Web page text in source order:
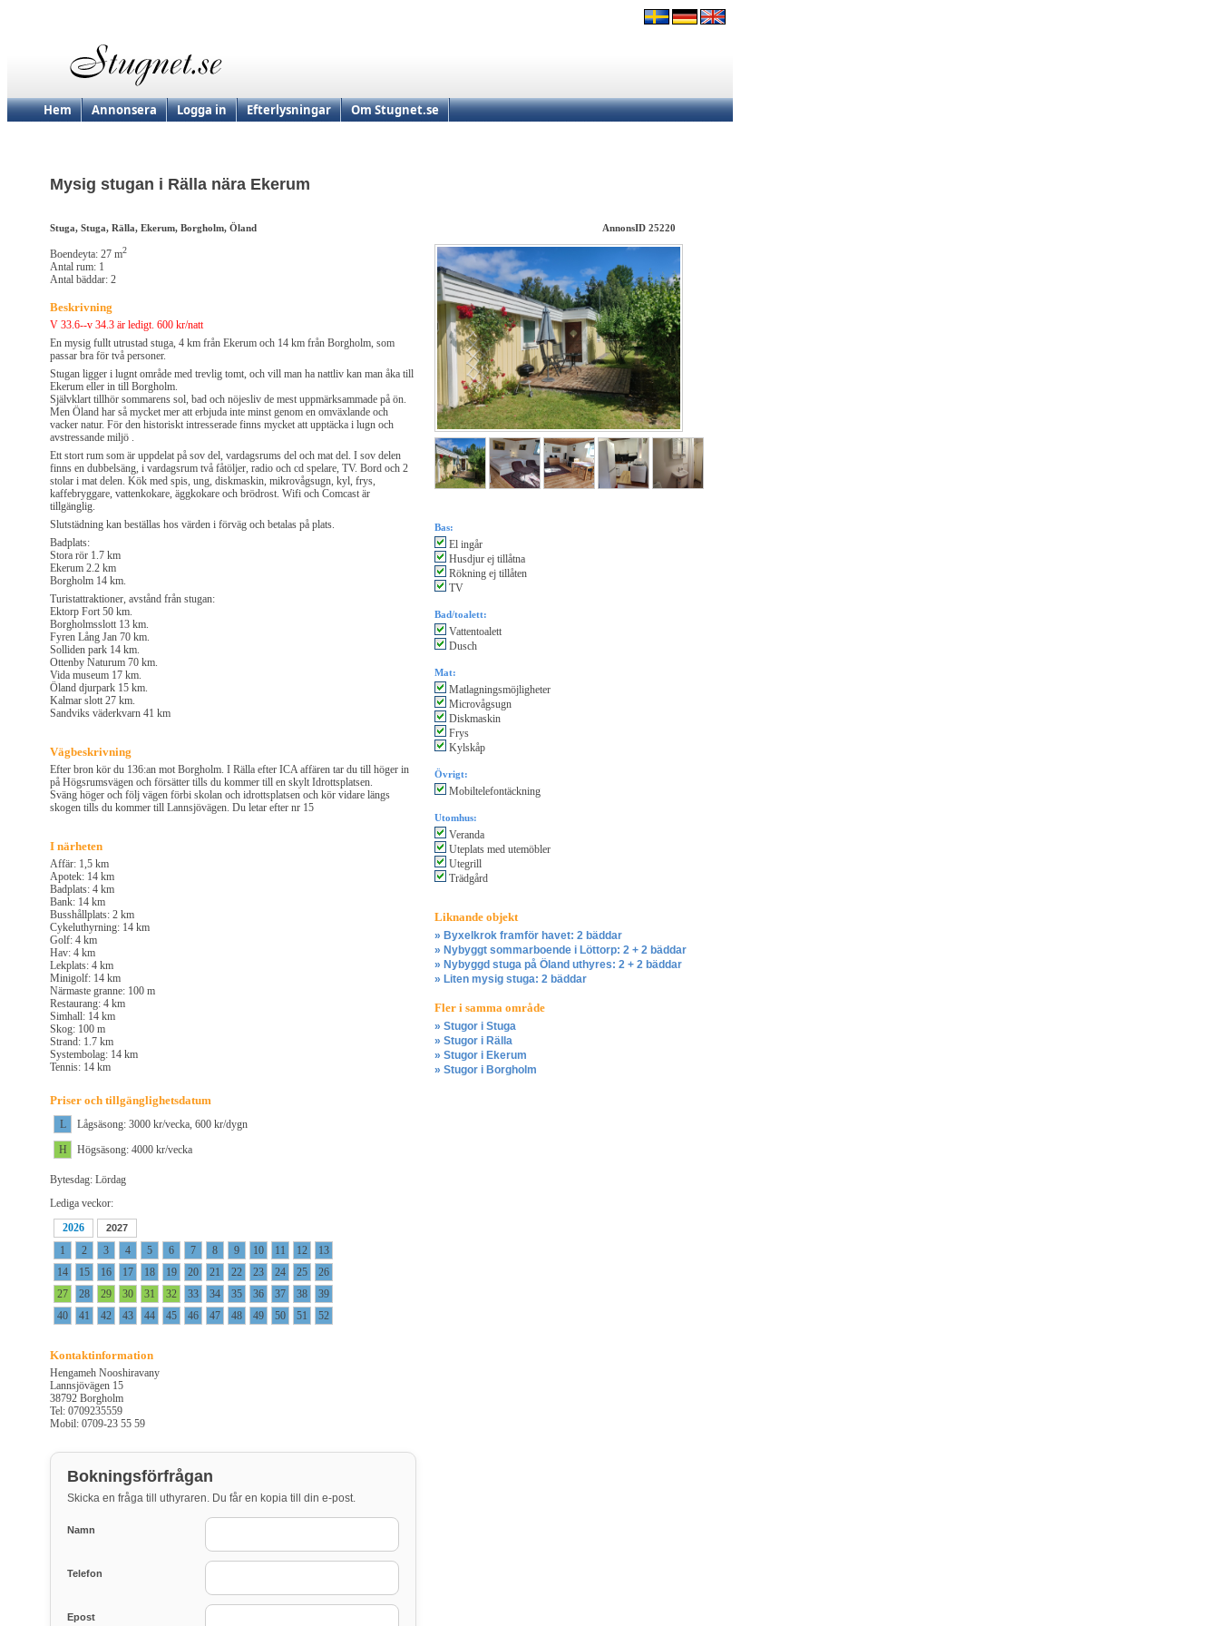
Hem Annonsera Logga in Efterlysningar Om Stugnet.se
Mysig stugan i Rälla nära Ekerum
Stuga, Stuga, Rälla, Ekerum, Borgholm, Öland AnnonsID 25220
Boendeyta: 27 m2
Antal rum: 1
Antal bäddar: 2
Beskrivning
V 33.6--v 34.3 är ledigt. 600 kr/natt
En mysig fullt utrustad stuga, 4 km från Ekerum och 14 km från Borgholm, som
passar bra för två personer.
Stugan ligger i lugnt område med trevlig tomt, och vill man ha nattliv kan man åka till
Ekerum eller in till Borgholm.
Självklart tillhör sommarens sol, bad och nöjesliv de mest uppmärksammade på ön.
Men Öland har så mycket mer att erbjuda inte minst genom en omväxlande och
vacker natur. För den historiskt intresserade finns mycket att upptäcka i lugn och
avstressande miljö .
Ett stort rum som är uppdelat på sov del, vardagsrums del och mat del. I sov delen
finns en dubbelsäng, i vardagsrum två fåtöljer, radio och cd spelare, TV. Bord och 2
stolar i mat delen. Kök med spis, ung, diskmaskin, mikrovågsugn, kyl, frys,
kaffebryggare, vattenkokare, äggkokare och brödrost. Wifi och Comcast är
tillgänglig.
Slutstädning kan beställas hos värden i förväg och betalas på plats.
Badplats:
Stora rör 1.7 km
Ekerum 2.2 km
Borgholm 14 km.
Turistattraktioner, avstånd från stugan:
Ektorp Fort 50 km.
Borgholmsslott 13 km.
Fyren Lång Jan 70 km.
Solliden park 14 km.
Ottenby Naturum 70 km.
Vida museum 17 km.
Öland djurpark 15 km.
Kalmar slott 27 km.
Sandviks väderkvarn 41 km
Vägbeskrivning
Efter bron kör du 136:an mot Borgholm. I Rälla efter ICA affären tar du till höger in
på Högsrumsvägen och försätter tills du kommer till en skylt Idrottsplatsen.
Sväng höger och följ vägen förbi skolan och idrottsplatsen och kör vidare längs
skogen tills du kommer till Lannsjövägen. Du letar efter nr 15
I närheten
Affär: 1,5 km
Apotek: 14 km
Badplats: 4 km
Bank: 14 km
Busshållplats: 2 km
Cykeluthyrning: 14 km
Golf: 4 km
Hav: 4 km
Lekplats: 4 km
Minigolf: 14 km
Närmaste granne: 100 m
Restaurang: 4 km
Simhall: 14 km
Skog: 100 m
Strand: 1.7 km
Systembolag: 14 km
Tennis: 14 km
Priser och tillgänglighetsdatum
L
Lågsäsong: 3000 kr/vecka, 600 kr/dygn
H
Högsäsong: 4000 kr/vecka
Bytesdag: Lördag
Lediga veckor:
2026
2027
1 2 3 4 5 6 7 8 9 10 11 12
13
14
15 16 17 18 19 20 21 22 23 24 25
26
27
28 29 30 31 32 33 34 35 36 37 38
39
40
41 42 43 44 45 46 47 48 49 50 51 52
Kontaktinformation
Hengameh Nooshiravany
Lannsjövägen 15
38792 Borgholm
Tel: 0709235559
Mobil: 0709-23 55 59
Bokningsförfrågan
Skicka en fråga till uthyraren. Du får en kopia till din e-post.
Namn
Telefon
Epost
Bas:
El ingår
Husdjur ej tillåtna
Rökning ej tillåten
TV
Bad/toalett:
Vattentoalett
Dusch
Mat:
Matlagningsmöjligheter
Microvågsugn
Diskmaskin
Frys
Kylskåp
Övrigt:
Mobiltelefontäckning
Utomhus:
Veranda
Uteplats med utemöbler
Utegrill
Trädgård
Liknande objekt
» Byxelkrok framför havet: 2 bäddar
» Nybyggt sommarboende i Löttorp: 2 + 2 bäddar
» Nybyggd stuga på Öland uthyres: 2 + 2 bäddar
» Liten mysig stuga: 2 bäddar
Fler i samma område
» Stugor i Stuga
» Stugor i Rälla
» Stugor i Ekerum
» Stugor i Borgholm